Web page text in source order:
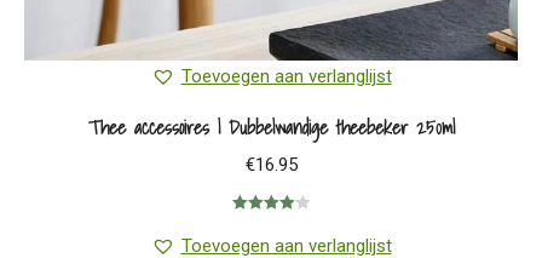
Toevoegen aan verlanglijst
Thee accessoires | Dubbelwandige theebeker 250ml
€16.95
4.00uit 5
Toevoegen aan verlanglijst